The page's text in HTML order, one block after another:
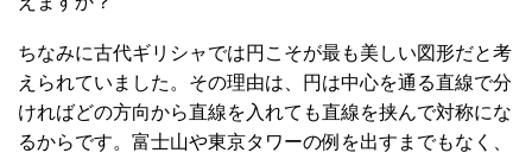
ちなみに古代ギリシャでは円こそが最も美しい図形だと考
えられていました。その理由は、円は中心を通る直線で分
ければどの方向から直線を入れても直線を挟んで対称にな
るからです。富士山や東京タワーの例を出すまでもなく、